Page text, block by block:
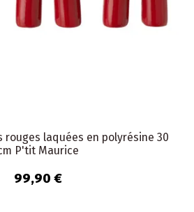
laquées en polyrésine 30
P'tit Maurice
99,90 €